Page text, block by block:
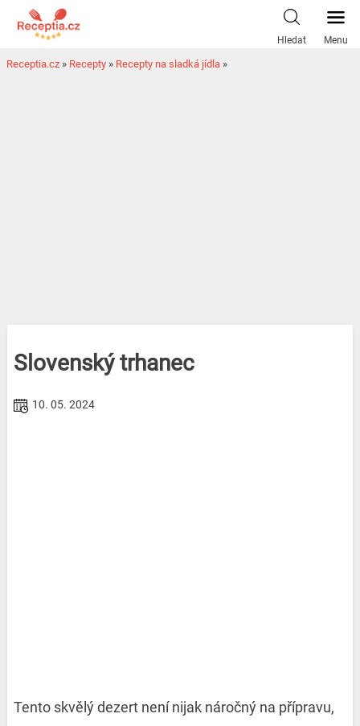
Hledat Menu
Receptia.cz » Recepty » Recepty na sladká jídla »
Slovenský trhanec
10. 05. 2024
Tento skvělý dezert není nijak náročný na přípravu,